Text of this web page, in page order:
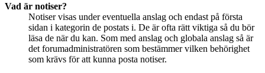
Vad är notiser?
Notiser visas under eventuella anslag och endast på första
sidan i kategorin de postats i. De är ofta rätt viktiga så du bör
läsa de när du kan. Som med anslag och globala anslag så är
det forumadministratören som bestämmer vilken behörighet
som krävs för att kunna posta notiser.